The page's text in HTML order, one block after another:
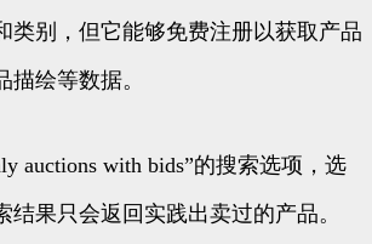
类别，但它能够免费注册以获取产品
绘等数据。
auctions with bids”的搜索选项，选
结果只会返回实践出卖过的产品。